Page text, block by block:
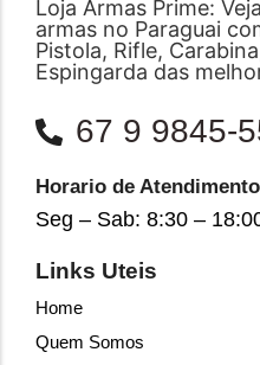
Loja Armas Prime:
armas no Paraguai
Pistola, Rifle,
Espingarda das
67 9 9845-
Horario de Atendimento
Seg – Sab: 8:30 –
Links Uteis
Home
Quem Somos